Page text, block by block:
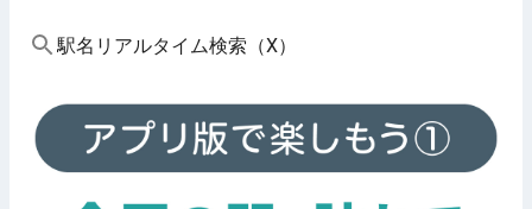
駅名リアルタイム検索（X）